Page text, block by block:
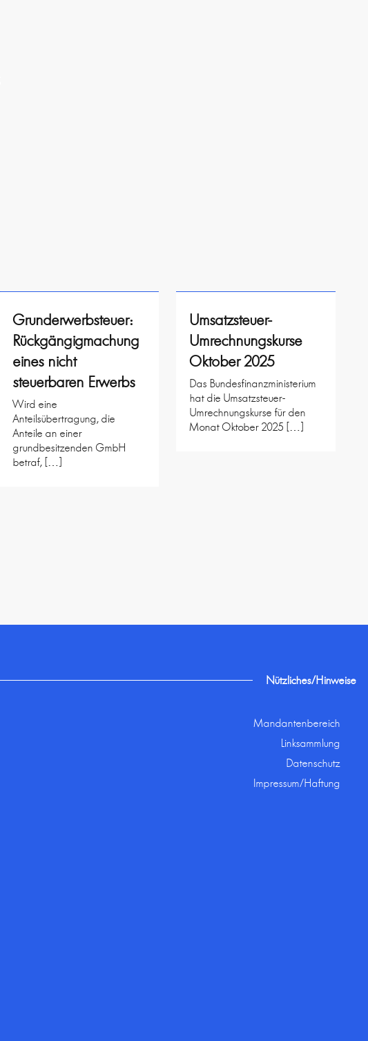
Grunderwerbsteuer:
Rückgängigmachung
eines nicht
steuerbaren Erwerbs
Wird eine
Anteilsübertragung, die
Anteile an einer
grundbesitzenden GmbH
betraf, […]
Umsatzsteuer-
Umrechnungskurse
Oktober 2025
Das Bundesfinanzministerium
hat die Umsatzsteuer-
Umrechnungskurse für den
Monat Oktober 2025 […]
Nützliches/Hinweise
Mandantenbereich
Linksammlung
Datenschutz
Impressum/Haftung